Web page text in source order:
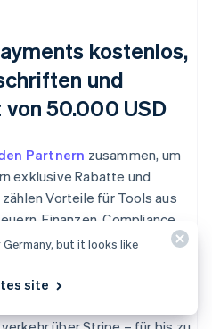
kostenlos,
und
50.000 USD
Partnern zusammen, um
exklusive Rabatte und
Vorteile für Tools aus
Finanzen, Compliance
anderem von AWS, Carta
Sie im ersten Jahr
Registered Agent. Als Atlas-
Germany, but it looks like
site